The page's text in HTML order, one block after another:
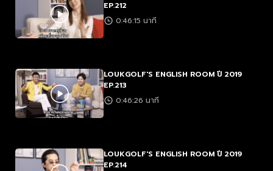
EP.212
0:46:15 นาที
LOUKGOLF'S ENGLISH ROOM ปี 2019
EP.213
0:46:26 นาที
LOUKGOLF'S ENGLISH ROOM ปี 2019
EP.214